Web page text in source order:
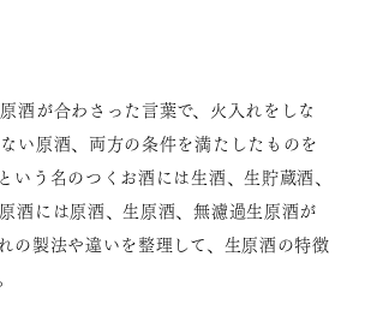
酒が合わさった言葉で、火入れをしな
い原酒、両方の条件を満たしたものを
いう名のつくお酒には生酒、生貯蔵酒、
酒には原酒、生原酒、無濾過生原酒が
の製法や違いを整理して、生原酒の特徴